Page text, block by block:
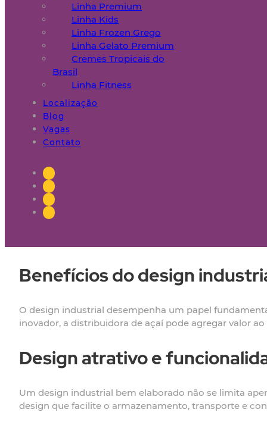
Linha Premium
Linha Kids
Linha Frozen Grego
Linha Gelato Premium
Cremes Tropicais do
Brasil
Linha Fitness
Localização
Blog
Vagas
Contato
Benefícios do design
O design industrial desempenha um papel
inovador, a distribuidora de açaí pode agregar valor
Design atrativo e
Um design industrial bem elaborado não se limita
design que facilite o armazenamento, transporte e